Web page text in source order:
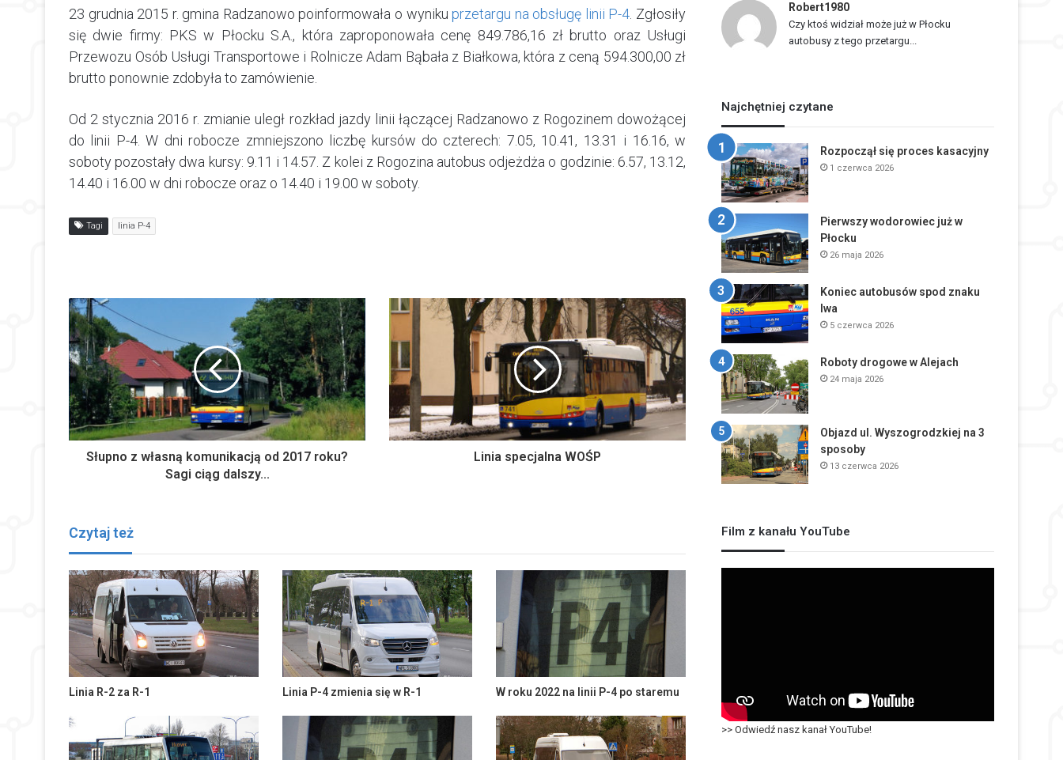
23 grudnia 2015 r. gmina Radzanowo poinformowała o wyniku przetargu na obsługę linii P-4 . Zgłosiły
się dwie firmy: PKS w Płocku S.A., która zaproponowała cenę 849.786,16 zł brutto oraz Usługi
Przewozu Osób Usługi Transportowe i Rolnicze Adam Bąbała z Białkowa, która z ceną 594.300,00 zł
brutto ponownie zdobyła to zamówienie.
Od 2 stycznia 2016 r. zmianie uległ rozkład jazdy linii łączącej Radzanowo z Rogozinem dowożącej
do linii P-4. W dni robocze zmniejszono liczbę kursów do czterech: 7.05, 10.41, 13.31 i 16.16, w
soboty pozostały dwa kursy: 9.11 i 14.57. Z kolei z Rogozina autobus odjeżdża o godzinie: 6.57, 13.12,
14.40 i 16.00 w dni robocze oraz o 14.40 i 19.00 w soboty.
Tagi linia P-4
Słupno z własną komunikacją od 2017 roku?
Sagi ciąg dalszy...
Linia specjalna WOŚP
Czytaj też
Linia R-2 za R-1 Linia P-4 zmienia się w R-1 W roku 2022 na linii P-4 po staremu
Robert1980
Czy ktoś widział może już w Płocku
autobusy z tego przetargu...
Najchętniej czytane
Rozpoczął się proces kasacyjny
1 czerwca 2026
Pierwszy wodorowiec już w
Płocku
26 maja 2026
Koniec autobusów spod znaku
lwa
5 czerwca 2026
Roboty drogowe w Alejach
24 maja 2026
Objazd ul. Wyszogrodzkiej na 3
sposoby
13 czerwca 2026
Film z kanału YouTube
>> Odwiedź nasz kanał YouTube!